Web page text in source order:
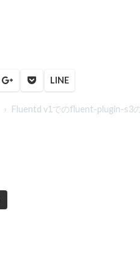
LINE
Fluentd v1でのfluent-plugin-s3